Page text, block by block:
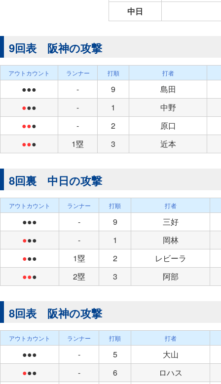
中日
9回表 阪神の攻撃
アウトカウント ランナー 打順 打者
●●● - 9
島田
●●● - 1
中野
●●● - 2
原口
●●● 1塁 3 近本
8回裏 中日の攻撃
アウトカウント ランナー 打順 打者
●●● - 9
三好
●●● - 1
岡林
●●● 1塁 2
レビーラ
●●● 2塁 3 阿部
8回表 阪神の攻撃
アウトカウント ランナー 打順 打者
●●● - 5
大山
●●● - 6
ロハス